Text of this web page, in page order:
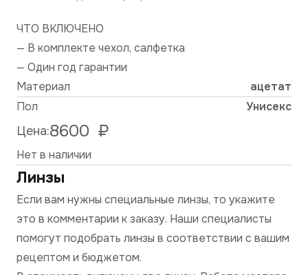
ЧТО ВКЛЮЧЕНО
— В комплекте чехол, салфетка
— Один год гарантии
Материал
ацетат
Пол
Унисекс
Цена:8600 ₽
Нет в наличии
Линзы
Если вам нужны специальные линзы, то укажите
это в комментарии к заказу. Наши специалисты
помогут подобрать линзы в соответствии с вашим
рецептом и бюджетом.